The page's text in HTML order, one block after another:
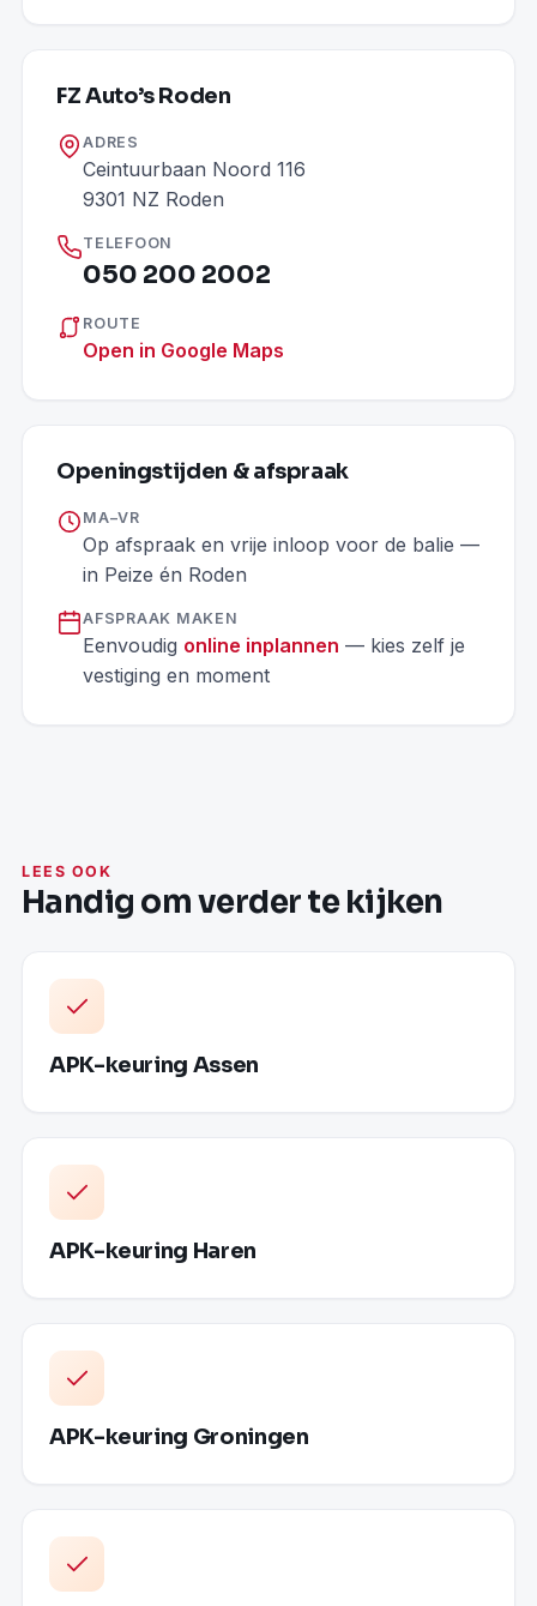
FZ Auto’s Roden
ADRES
Ceintuurbaan Noord 116
9301 NZ Roden
TELEFOON
050 200 2002
ROUTE
Open in Google Maps
Openingstijden & afspraak
MA–VR
Op afspraak en vrije inloop voor de balie —
in Peize én Roden
AFSPRAAK MAKEN
Eenvoudig online inplannen — kies zelf je
vestiging en moment
LEES OOK
Handig om verder te kijken
APK-keuring Assen
APK-keuring Haren
APK-keuring Groningen